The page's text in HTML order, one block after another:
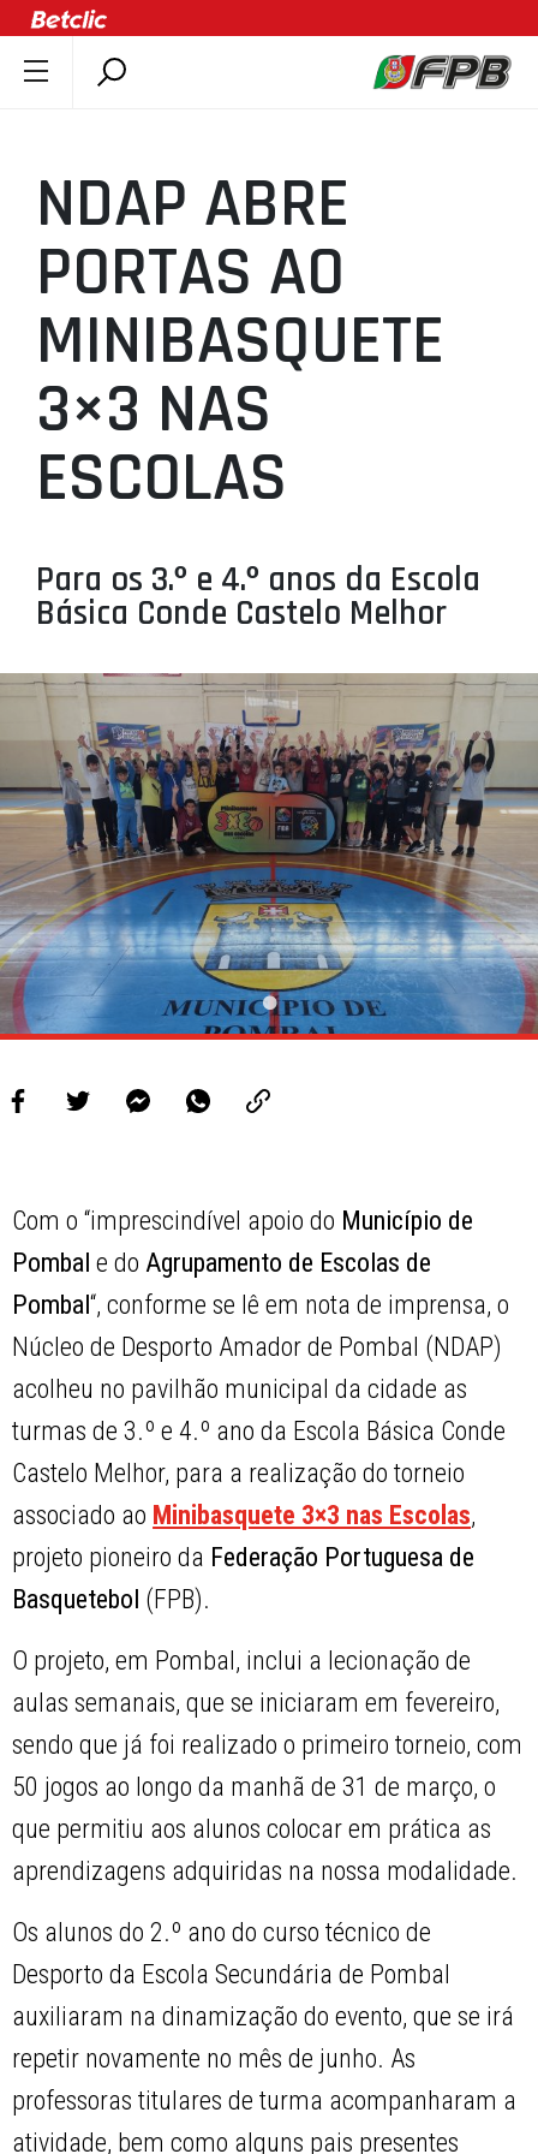
ÚLTIMAS
COMPETIÇÕES
ASSOCIAÇÕES
CLUBES
AGENTES
AGENDA
SELEÇÕES
MINIBASQUETE
PROJETOS
LIGA BETCLIC MASCULINA
LIGA BETCLIC FEMININA
NDAP ABRE
PORTAS AO
MINIBASQUETE
3×3 NAS
ESCOLAS
Para os 3.º e 4.º anos da Escola
Básica Conde Castelo Melhor
Com o “imprescindível apoio do Município de
Pombal e do Agrupamento de Escolas de
Pombal“, conforme se lê em nota de imprensa, o
Núcleo de Desporto Amador de Pombal (NDAP)
acolheu no pavilhão municipal da cidade as
turmas de 3.º e 4.º ano da Escola Básica Conde
Castelo Melhor, para a realização do torneio
associado ao Minibasquete 3×3 nas Escolas,
projeto pioneiro da Federação Portuguesa de
Basquetebol (FPB).
O projeto, em Pombal, inclui a lecionação de
aulas semanais, que se iniciaram em fevereiro,
sendo que já foi realizado o primeiro torneio, com
50 jogos ao longo da manhã de 31 de março, o
que permitiu aos alunos colocar em prática as
aprendizagens adquiridas na nossa modalidade.
Os alunos do 2.º ano do curso técnico de
Desporto da Escola Secundária de Pombal
auxiliaram na dinamização do evento, que se irá
repetir novamente no mês de junho. As
professoras titulares de turma acompanharam a
atividade, bem como alguns pais presentes